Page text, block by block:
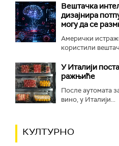
Вештачка
дизајнира
могу да се
Амерички
користили
У Италији
ражњиће
После аутомата
вино, у Италији...
КУЛТУРНО